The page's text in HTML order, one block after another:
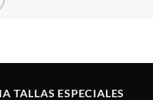
TALLAS ESPECIALES